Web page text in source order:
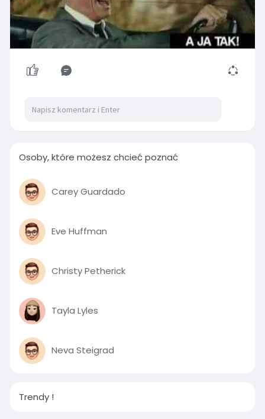
Osoby, które możesz chcieć poznać
Carey Guardado
Eve Huffman
Christy Petherick
Tayla Lyles
Neva Steigrad
Trendy !